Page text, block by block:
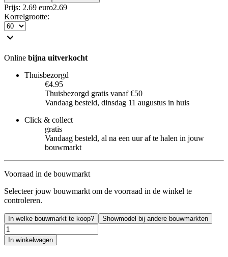
Prijs: 2.69 euro2.69
Korrelgrootte:
Online bijna uitverkocht
Thuisbezorgd
€4.95
Thuisbezorgd gratis vanaf €50
Vandaag besteld, dinsdag 11 augustus in huis
Click & collect
gratis
Vandaag besteld, al na een uur af te halen in jouw
bouwmarkt
Voorraad in de bouwmarkt
Selecteer jouw bouwmarkt om de voorraad in de winkel te
controleren.
In welke bouwmarkt te koop? Showmodel bij andere bouwmarkten
In winkelwagen